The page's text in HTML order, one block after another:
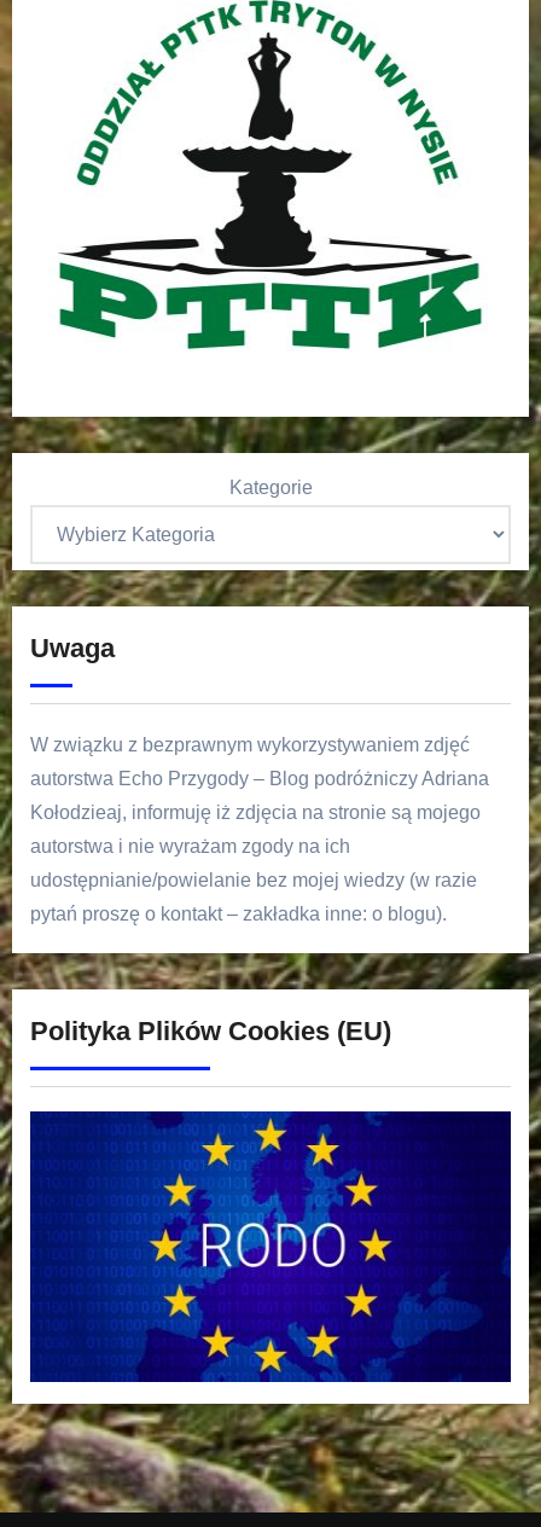
Kategorie
Uwaga
W związku z bezprawnym wykorzystywaniem zdjęć
autorstwa Echo Przygody – Blog podróżniczy Adriana
Kołodzieaj, informuję iż zdjęcia na stronie są mojego
autorstwa i nie wyrażam zgody na ich
udostępnianie/powielanie bez mojej wiedzy (w razie
pytań proszę o kontakt – zakładka inne: o blogu).
Polityka Plików Cookies (EU)